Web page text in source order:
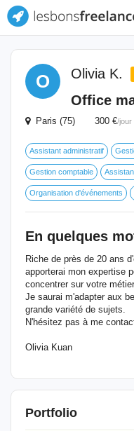
O
Olivia K.
Office
Paris (75) 300 €/jour
Assistant administratif
Gestion comptable
Organisation d'événements
En quelques
Riche de près de 20 ans
apporterai mon expertise
concentrer sur votre
Je saurai m'adapter aux
grande variété de sujets.
N'hésitez pas à me
Olivia Kuan
Portfolio